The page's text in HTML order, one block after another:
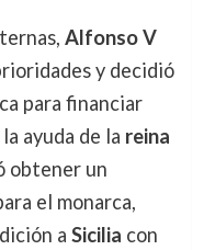
Alfonso V
y decidió
para financiar
ayuda de la reina
obtener un
el monarca,
a Sicilia con